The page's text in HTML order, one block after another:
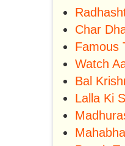
Char
Famous
Watch
Bal
Lalla Ki